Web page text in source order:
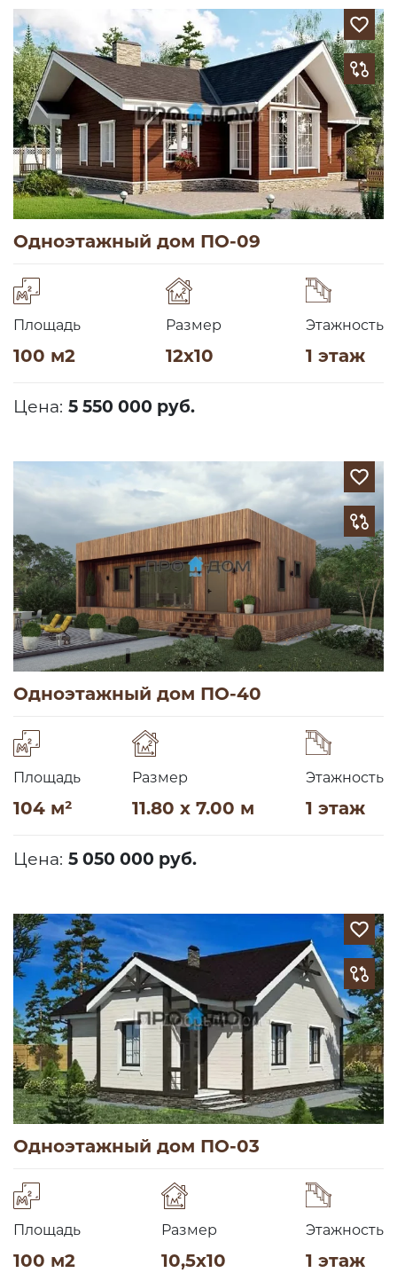
Одноэтажный дом ПО-09
Площадь
100 м2
Размер
12х10
Этажность
1 этаж
Цена: 5 550 000 руб.
Одноэтажный дом ПО-40
Площадь
104 м²
Размер
11.80 x 7.00 м
Этажность
1 этаж
Цена: 5 050 000 руб.
Одноэтажный дом ПО-03
Площадь
100 м2
Размер
10,5х10
Этажность
1 этаж